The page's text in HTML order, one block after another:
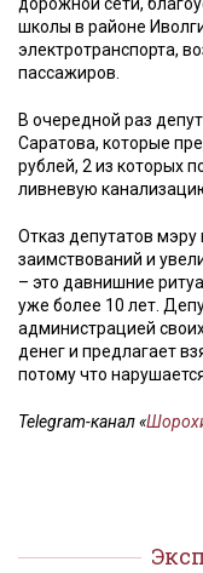
Мурзилка
школы в районе
электротранспорта,
пассажиров.
В очередной раз
Саратова, которые
рублей, 2 из которых
ливневую
Отказ депутатов
заимствований и
– это давнишние
уже более 10 лет.
администрацией
денег и предлагает
потому что
Telegram-канал «